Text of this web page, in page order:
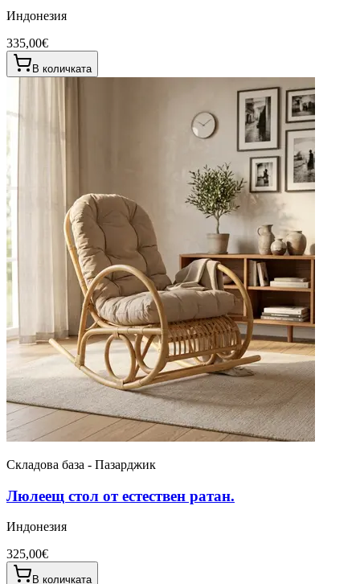
Индонезия
335,00€
В количката
Складова база - Пазарджик
Люлеещ стол от естествен ратан.
Индонезия
325,00€
В количката